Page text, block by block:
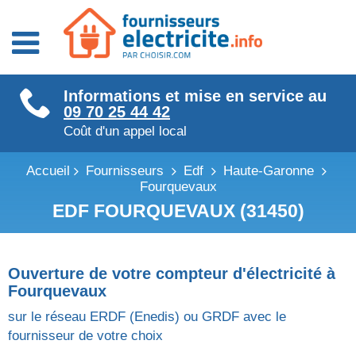
Fournisseurs énergie
Fournisseurs électricité
Fournisseurs gaz
Informations et mise en service au
09 70 25 44 42
Coût d'un appel local
Accueil Fournisseurs Edf
Haute-Garonne
Fourquevaux
EDF FOURQUEVAUX (31450)
Ouverture de votre compteur d'électricité à
Fourquevaux
sur le réseau ERDF (Enedis) ou GRDF avec le
fournisseur de votre choix